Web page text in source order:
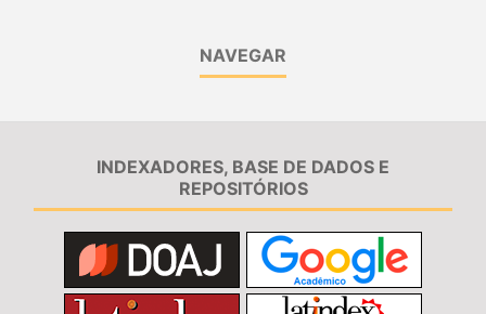
NAVEGAR
INDEXADORES, BASE DE DADOS E
REPOSITÓRIOS